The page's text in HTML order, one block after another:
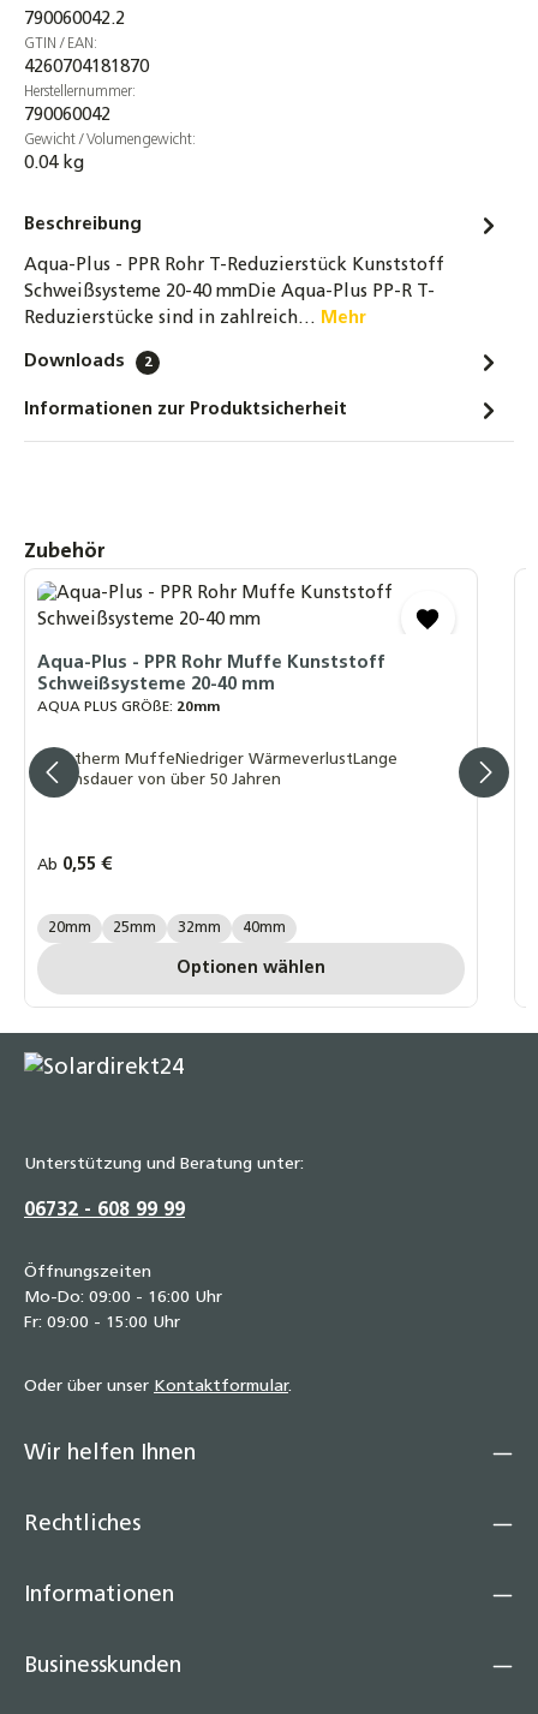
Aqua-Plus - PPR Rohr Reduziermuffe
Kunststoff Schweißsysteme 20-40 mm
1,00 €
Aqua-Plus - PPR Rohr T-Stück Kunststoff
Schweißsysteme 20-40 mm
Aqua-Plus - PPR Rohre / Stangen Kunststoff
Schweißsysteme 20-40 mm - 2 Meter
3,80 €
Aqua-Plus - PPR Rohre / Stangen mit
Schweißsysteme 20-25 mm - 2 Meter
3,25 €
790060042.2
GTIN / EAN:
4260704181870
Herstellernummer:
790060042
Gewicht / Volumengewicht:
0.04 kg
Beschreibung
Aqua-Plus - PPR Rohr T-Reduzierstück Kunststoff
Schweißsysteme 20-40 mmDie Aqua-Plus PP-R T-
Reduzierstücke sind in zahlreich… Mehr
Downloads 2
Informationen zur Produktsicherheit
Produktgalerie überspringen
Zubehör
Aqua-Plus - PPR Rohr Muffe Kunststoff
Schweißsysteme 20-40 mm
AQUA PLUS GRÖßE: 20mm
Fusiotherm MuffeNiedriger WärmeverlustLange
Lebensdauer von über 50 Jahren
Regulärer Preis:
Ab 0,55 €
AQUA PLUS GRÖßE:
20mm 25mm 32mm 40mm
Optionen wählen
Unterstützung und Beratung unter:
06732 - 608 99 99
Öffnungszeiten
Mo-Do: 09:00 - 16:00 Uhr
Fr: 09:00 - 15:00 Uhr
Oder über unser Kontaktformular.
Wir helfen Ihnen
Rechtliches
Informationen
Businesskunden